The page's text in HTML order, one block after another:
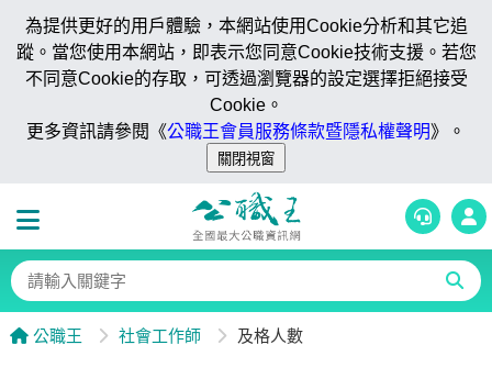
為提供更好的用戶體驗，本網站使用Cookie分析和其它追
蹤。當您使用本網站，即表示您同意Cookie技術支援。若您
不同意Cookie的存取，可透過瀏覽器的設定選擇拒絕接受
Cookie。
更多資訊請參閱《公職王會員服務條款暨隱私權聲明》。
公職王 社會工作師 及格人數